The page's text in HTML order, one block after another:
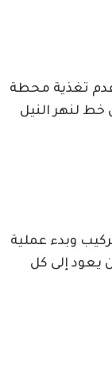
عدم تغذية محطة
خط لنهر النيل
وبدء عملية
يعود إلى كل